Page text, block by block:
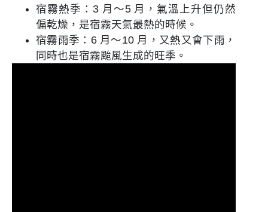
宿霧熱季：3 月～5 月，氣溫上升但仍然
偏乾燥，是宿霧天氣最熱的時候。
宿霧雨季：6 月～10 月，又熱又會下雨，
同時也是宿霧颱風生成的旺季。